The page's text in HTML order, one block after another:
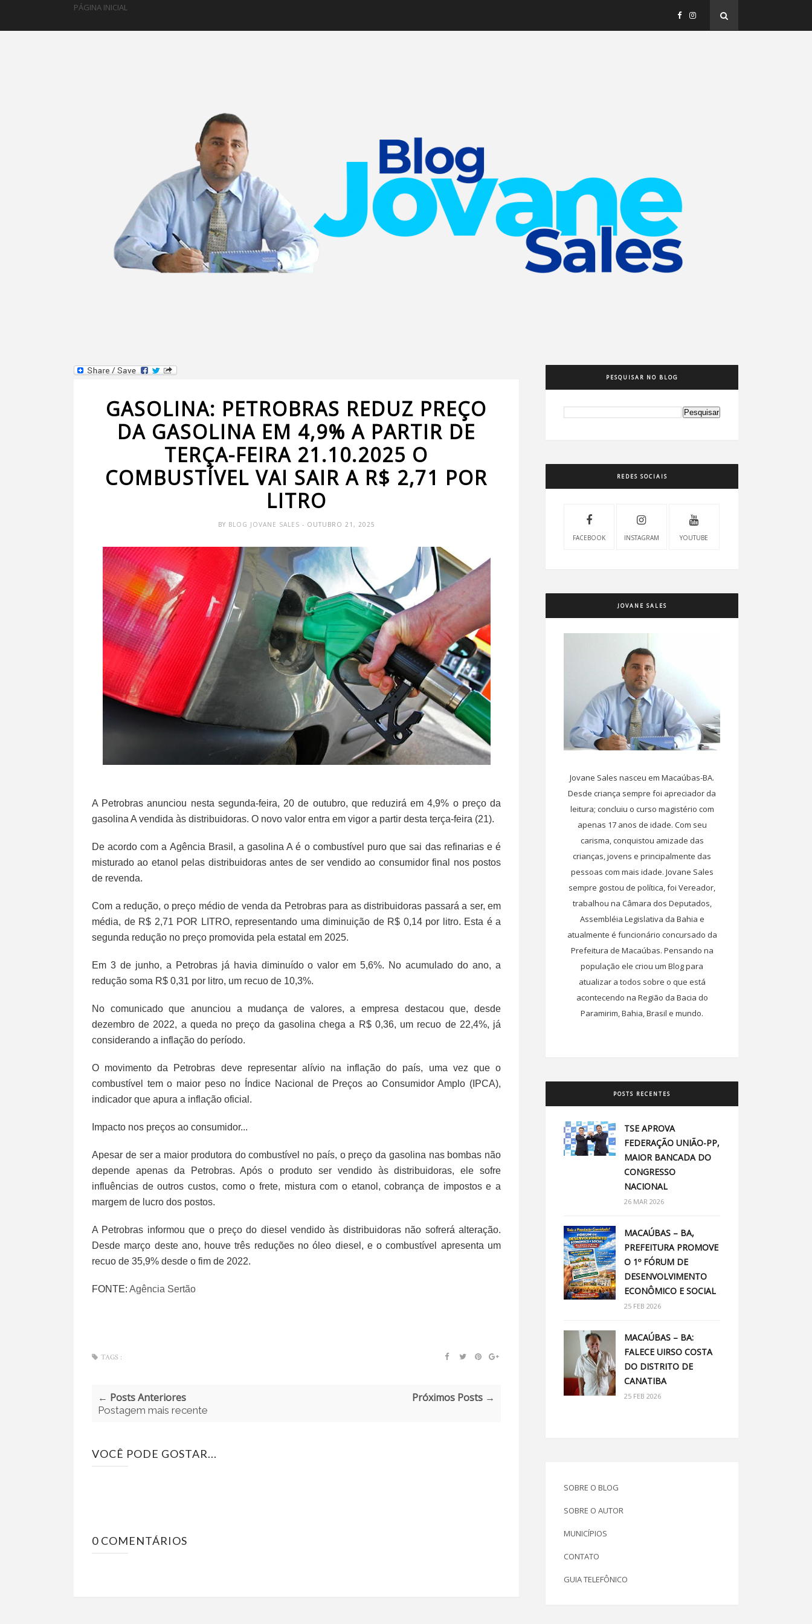
PÁGINA INICIAL
GASOLINA: PETROBRAS REDUZ PREÇO
DA GASOLINA EM 4,9% A PARTIR DE
TERÇA-FEIRA 21.10.2025 O
COMBUSTÍVEL VAI SAIR A R$ 2,71 POR
LITRO
BY BLOG JOVANE SALES - OUTUBRO 21, 2025
A Petrobras anunciou nesta segunda-feira, 20 de outubro, que reduzirá em 4,9% o preço da
gasolina A vendida às distribuidoras. O novo valor entra em vigor a partir desta terça-feira (21).
De acordo com a Agência Brasil, a gasolina A é o combustível puro que sai das refinarias e é
misturado ao etanol pelas distribuidoras antes de ser vendido ao consumidor final nos postos
de revenda.
Com a redução, o preço médio de venda da Petrobras para as distribuidoras passará a ser, em
média, de R$ 2,71 POR LITRO, representando uma diminuição de R$ 0,14 por litro. Esta é a
segunda redução no preço promovida pela estatal em 2025.
Em 3 de junho, a Petrobras já havia diminuído o valor em 5,6%. No acumulado do ano, a
redução soma R$ 0,31 por litro, um recuo de 10,3%.
No comunicado que anunciou a mudança de valores, a empresa destacou que, desde
dezembro de 2022, a queda no preço da gasolina chega a R$ 0,36, um recuo de 22,4%, já
considerando a inflação do período.
O movimento da Petrobras deve representar alívio na inflação do país, uma vez que o
combustível tem o maior peso no Índice Nacional de Preços ao Consumidor Amplo (IPCA),
indicador que apura a inflação oficial.
Impacto nos preços ao consumidor...
Apesar de ser a maior produtora do combustível no país, o preço da gasolina nas bombas não
depende apenas da Petrobras. Após o produto ser vendido às distribuidoras, ele sofre
influências de outros custos, como o frete, mistura com o etanol, cobrança de impostos e a
margem de lucro dos postos.
A Petrobras informou que o preço do diesel vendido às distribuidoras não sofrerá alteração.
Desde março deste ano, houve três reduções no óleo diesel, e o combustível apresenta um
recuo de 35,9% desde o fim de 2022.
FONTE: Agência Sertão
TAGS :
← Posts Anteriores
Postagem mais recente
Próximos Posts →
VOCÊ PODE GOSTAR...
0 COMENTÁRIOS
PESQUISAR NO BLOG
REDES SOCIAIS
FACEBOOK INSTAGRAM YOUTUBE
JOVANE SALES
Jovane Sales nasceu em Macaúbas-BA.
Desde criança sempre foi apreciador da
leitura; concluiu o curso magistério com
apenas 17 anos de idade. Com seu
carisma, conquistou amizade das
crianças, jovens e principalmente das
pessoas com mais idade. Jovane Sales
sempre gostou de política, foi Vereador,
trabalhou na Câmara dos Deputados,
Assembléia Legislativa da Bahia e
atualmente é funcionário concursado da
Prefeitura de Macaúbas. Pensando na
população ele criou um Blog para
atualizar a todos sobre o que está
acontecendo na Região da Bacia do
Paramirim, Bahia, Brasil e mundo.
POSTS RECENTES
TSE APROVA
FEDERAÇÃO UNIÃO-PP,
MAIOR BANCADA DO
CONGRESSO
NACIONAL
26 MAR 2026
MACAÚBAS – BA,
PREFEITURA PROMOVE
O 1º FÓRUM DE
DESENVOLVIMENTO
ECONÔMICO E SOCIAL
25 FEB 2026
MACAÚBAS – BA:
FALECE UIRSO COSTA
DO DISTRITO DE
CANATIBA
25 FEB 2026
SOBRE O BLOG
SOBRE O AUTOR
MUNICÍPIOS
CONTATO
GUIA TELEFÔNICO